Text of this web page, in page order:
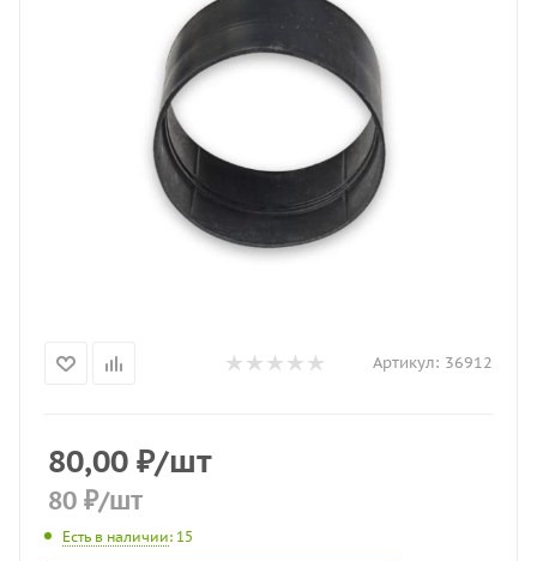
Артикул: 36912
80,00 ₽/шт
80 ₽/шт
Есть в наличии: 15